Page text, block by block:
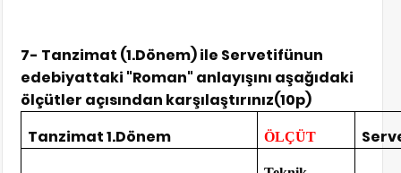
7- Tanzimat (1.Dönem) ile Servetifünun
edebiyattaki "Roman" anlayışını aşağıdaki
ölçütler açısından karşılaştırınız(10p)
Tanzimat 1.Dönem
ÖLÇÜT